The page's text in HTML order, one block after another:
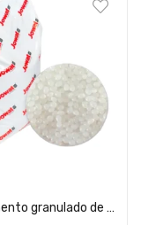
Pegamento granulado de alta temperatura transparente